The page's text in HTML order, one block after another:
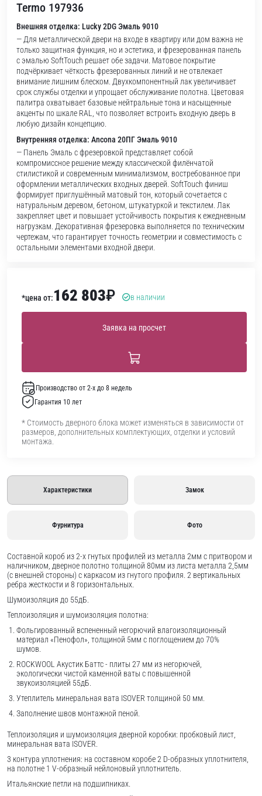
Termo 197936
Внешняя отделка: Lucky 2DG Эмаль 9010
— Для металлической двери на входе в квартиру или дом важна не
только защитная функция, но и эстетика, и фрезерованная панель
с эмалью SoftTouch решает обе задачи. Матовое покрытие
подчёркивает чёткость фрезерованных линий и не отвлекает
внимание лишним блеском. Двухкомпонентный лак увеличивает
срок службы отделки и упрощает обслуживание полотна. Цветовая
палитра охватывает базовые нейтральные тона и насыщенные
акценты по шкале RAL, что позволяет встроить входную дверь в
любую дизайн концепцию.
Внутренняя отделка: Ancona 20ПГ Эмаль 9010
— Панель Эмаль с фрезеровкой представляет собой
компромиссное решение между классической филёнчатой
стилистикой и современным минимализмом, востребованное при
оформлении металлических входных дверей. SoftTouch финиш
формирует приглушённый матовый тон, который сочетается с
натуральным деревом, бетоном, штукатуркой и текстилем. Лак
закрепляет цвет и повышает устойчивость покрытия к ежедневным
нагрузкам. Декоративная фрезеровка выполняется по техническим
чертежам, что гарантирует точность геометрии и совместимость с
остальными элементами входной двери.
*цена от:162 803₽ в наличии
Заявка на просчет
Производство от 2-х до 8 недель
Гарантия 10 лет
* Стоимость дверного блока может изменяться в зависимости от
размеров, дополнительных комплектующих, отделки и условий
монтажа.
Характеристики Замок
Фурнитура Фото
Составной короб из 2-х гнутых профилей из металла 2мм с притвором и
наличником, дверное полотно толщиной 80мм из листа металла 2,5мм
(с внешней стороны) c каркасом из гнутого профиля. 2 вертикальных
ребра жесткости и 8 горизонтальных.
Шумоизоляция до 55дБ.
Теплоизоляция и шумоизоляция полотна:
Фольгированный вспененный негорючий влагоизоляционный
материал «Пенофол», толщиной 5мм с поглощением до 70%
шумов.
ROCKWOOL Акустик Баттс - плиты 27 мм из негорючей,
экологически чистой каменной ваты с повышенной
звукоизоляцией 55дБ.
Утеплитель минеральная вата ISOVER толщиной 50 мм.
Заполнение швов монтажной пеной.
Теплоизоляция и шумоизоляция дверной коробки: пробковый лист,
минеральная вата ISOVER.
3 контура уплотнения: на составном коробе 2 D-образных уплотнителя,
на полотне 1 V-образный нейлоновый уплотнитель.
Итальянские петли на подшипниках.